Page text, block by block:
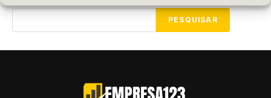
PESQUISAR